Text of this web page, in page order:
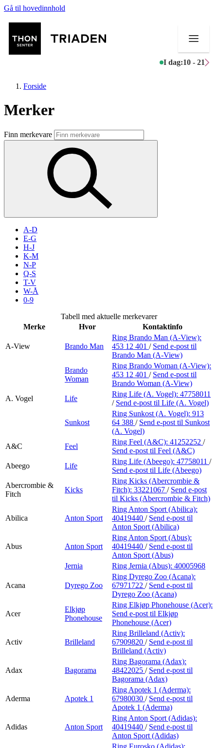
Gå til hovedinnhold
I dag:10 - 21
Butikker
Mat og drikke
Aktiviteter
Inspirasjon
Søk
Praktisk informasjon
Ledige stillinger
Gavekort
Best på service
Forside
Merker
Finn merkevare
A-D
E-G
H-J
K-M
N-P
Q-S
T-V
W-Å
0-9
Tabell med aktuelle merkevarer
Merke
Hvor Kontaktinfo
A-View Brando Man
Ring Brando Man (A-View):
453 12 401 / Send e-post til
Brando Man (A-View)
Brando
Woman
Ring Brando Woman (A-View):
453 12 401 / Send e-post til
Brando Woman (A-View)
A. Vogel
Life
Ring Life (A. Vogel): 47758011
/ Send e-post til Life (A. Vogel)
Sunkost
Ring Sunkost (A. Vogel): 913
64 388 / Send e-post til Sunkost
(A. Vogel)
A&C
Feel
Ring Feel (A&C): 41252252 /
Send e-post til Feel (A&C)
Abeego
Life
Ring Life (Abeego): 47758011 /
Send e-post til Life (Abeego)
Abercrombie &
Fitch
Kicks
Ring Kicks (Abercrombie &
Fitch): 33221067 / Send e-post
til Kicks (Abercrombie & Fitch)
Abilica Anton Sport
Ring Anton Sport (Abilica):
40419440 / Send e-post til
Anton Sport (Abilica)
Abus Anton Sport
Ring Anton Sport (Abus):
40419440 / Send e-post til
Anton Sport (Abus)
Jernia
Ring Jernia (Abus): 40005968
Acana Dyrego Zoo
Ring Dyrego Zoo (Acana):
67971722 / Send e-post til
Dyrego Zoo (Acana)
Acer
Elkjøp
Phonehouse
Ring Elkjøp Phonehouse (Acer):
Send e-post til Elkjøp
Phonehouse (Acer)
Activ Brilleland
Ring Brilleland (Activ):
67909820 / Send e-post til
Brilleland (Activ)
Adax Bagorama
Ring Bagorama (Adax):
48422025 / Send e-post til
Bagorama (Adax)
Aderma Apotek 1
Ring Apotek 1 (Aderma):
67980030 / Send e-post til
Apotek 1 (Aderma)
Adidas Anton Sport
Ring Anton Sport (Adidas):
40419440 / Send e-post til
Anton Sport (Adidas)
Ring Eurosko (Adidas):